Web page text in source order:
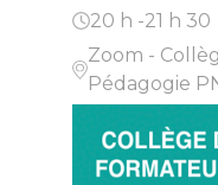
20 h -21 h 30
Zoom -
Pédagogie